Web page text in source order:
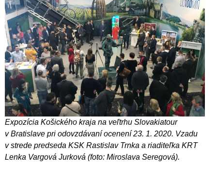
Expozícia Košického kraja na veľtrhu Slovakiatour
v Bratislave pri odovzdávaní ocenení 23. 1. 2020. Vzadu
v strede predseda KSK Rastislav Trnka a riaditeľka KRT
Lenka Vargová Jurková (foto: Miroslava Seregová).